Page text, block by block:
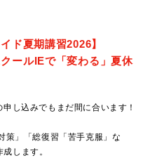
ド夏期講習2026】
ールIEで「変わる」夏休
し込みでもまだ間に合います！
策」「総復習「苦手克服」な
します。